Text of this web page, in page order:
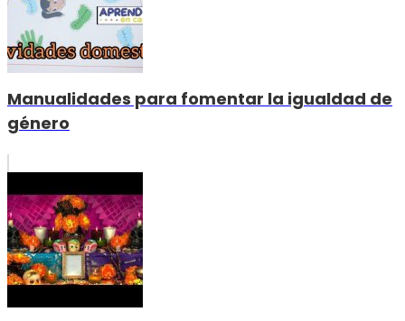
Manualidades para fomentar la igualdad de
género